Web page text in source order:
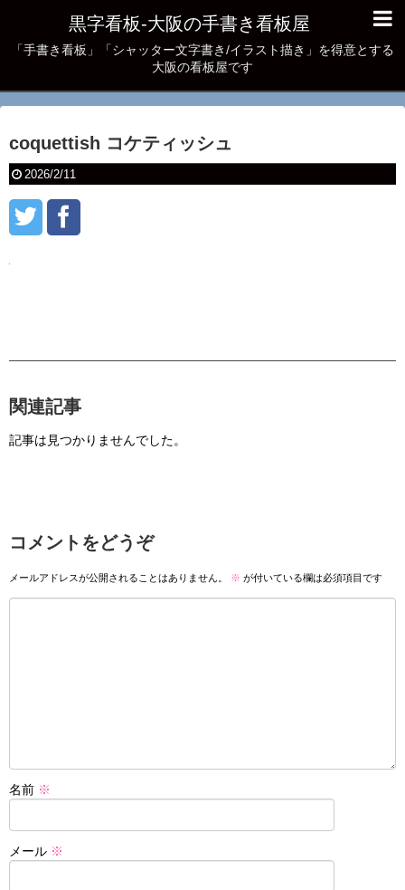
黒字看板‐大阪の手書き看板屋
「手書き看板」「シャッター文字書き/イラスト描き」を得意とする
大阪の看板屋です
coquettish コケティッシュ
2026/2/11
関連記事
記事は見つかりませんでした。
コメントをどうぞ
メールアドレスが公開されることはありません。 ※ が付いている欄は必須項目です
名前 ※
メール ※